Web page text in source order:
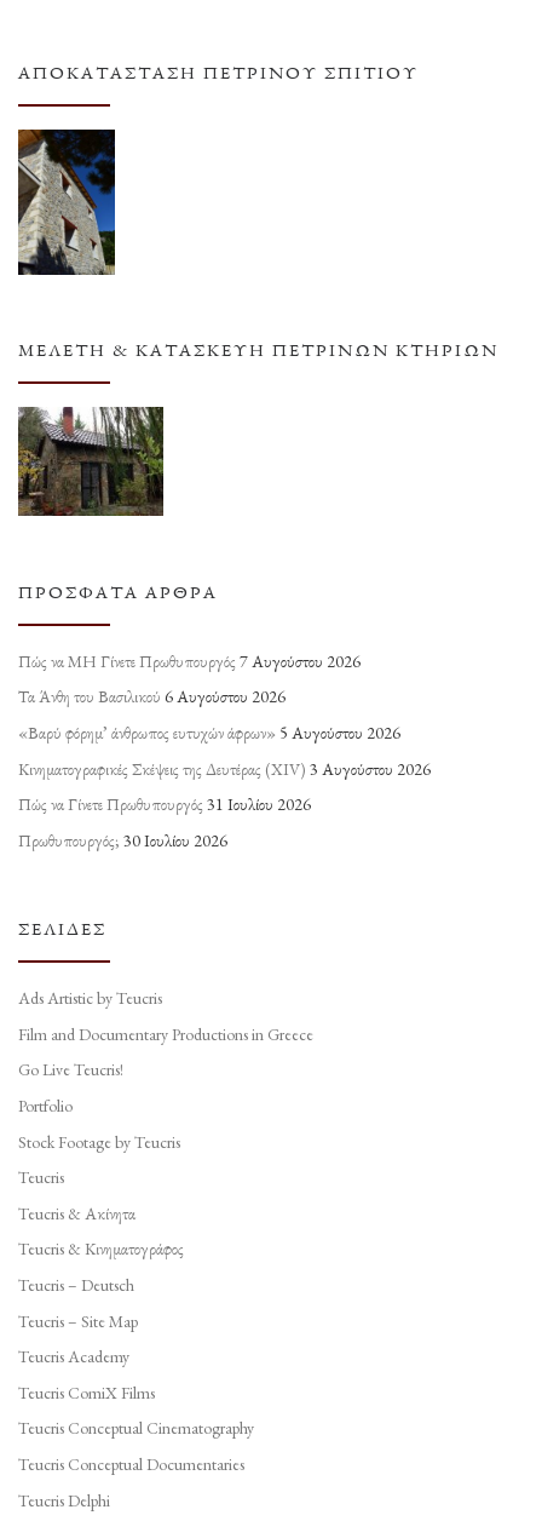
ΑΠΟΚΑΤΆΣΤΑΣΗ ΠΈΤΡΙΝΟΥ ΣΠΙΤΙΟΎ
ΜΕΛΈΤΗ & ΚΑΤΑΣΚΕΥΉ ΠΈΤΡΙΝΩΝ ΚΤΗΡΊΩΝ
ΠΡΌΣΦΑΤΑ ΆΡΘΡΑ
Πώς να ΜΗ Γίνετε Πρωθυπουργός 7 Αυγούστου 2026
Τα Άνθη του Βασιλικού 6 Αυγούστου 2026
«Βαρύ φόρημ’ άνθρωπος ευτυχών άφρων» 5 Αυγούστου 2026
Κινηματογραφικές Σκέψεις της Δευτέρας (ΧΙV) 3 Αυγούστου 2026
Πώς να Γίνετε Πρωθυπουργός 31 Ιουλίου 2026
Πρωθυπουργός; 30 Ιουλίου 2026
ΣΕΛΊΔΕΣ
Ads Artistic by Teucris
Film and Documentary Productions in Greece
Go Live Teucris!
Portfolio
Stock Footage by Teucris
Teucris
Teucris & Ακίνητα
Teucris & Κινηματογράφος
Teucris – Deutsch
Teucris – Site Map
Teucris Academy
Teucris ComiX Films
Teucris Conceptual Cinematography
Teucris Conceptual Documentaries
Teucris Delphi